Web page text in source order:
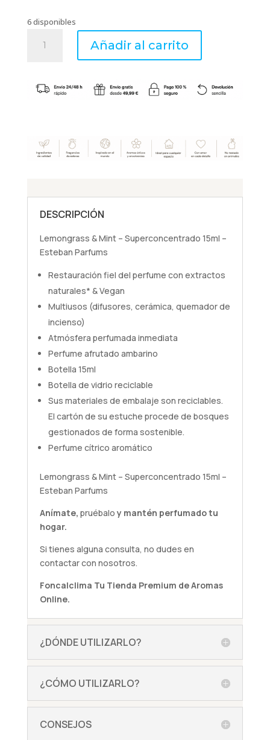
6 disponibles
CITRONELLE
Superconcentrado
Parfums
cantidad
Añadir al carrito
DESCRIPCIÓN
Lemongrass & Mint – Superconcentrado 15ml –
Esteban Parfums
Restauración fiel del perfume con extractos
naturales* & Vegan
Multiusos (difusores, cerámica, quemador de
incienso)
Atmósfera perfumada inmediata
Perfume afrutado ambarino
Botella 15ml
Botella de vidrio reciclable
Sus materiales de embalaje son reciclables.
El cartón de su estuche procede de bosques
gestionados de forma sostenible.
Perfume cítrico aromático
Lemongrass & Mint – Superconcentrado 15ml –
Esteban Parfums
Anímate, pruébalo y mantén perfumado tu
hogar.
Si tienes alguna consulta, no dudes en
contactar con nosotros.
Foncalclima Tu Tienda Premium de Aromas
Online.
¿DÓNDE UTILIZARLO?
¿CÓMO UTILIZARLO?
CONSEJOS